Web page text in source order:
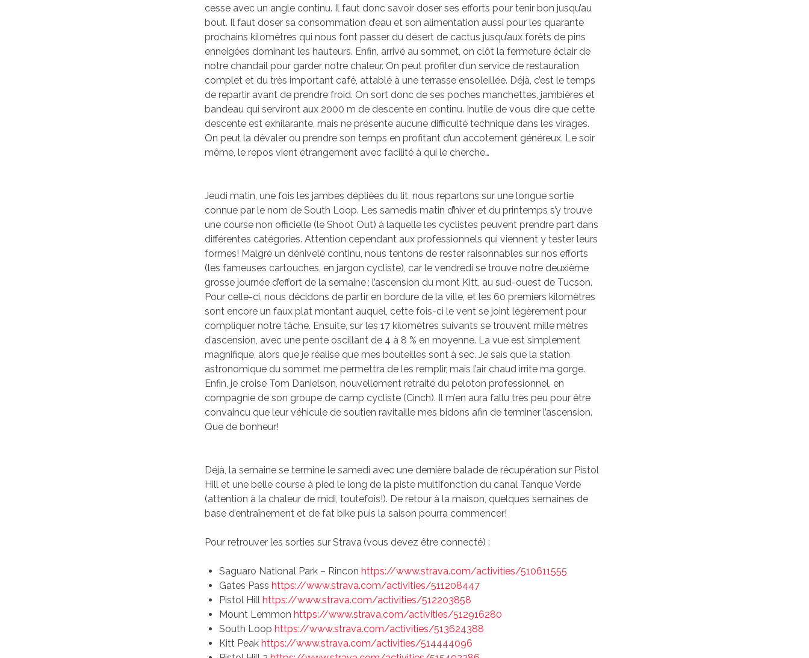
cesse avec un angle continu. Il faut donc savoir doser ses efforts pour tenir bon jusqu’au
bout. Il faut doser sa consommation d’eau et son alimentation aussi pour les quarante
prochains kilomètres qui nous font passer du désert de cactus jusqu’aux forêts de pins
enneigées dominant les hauteurs. Enfin, arrivé au sommet, on clôt la fermeture éclair de
notre chandail pour garder notre chaleur. On peut profiter d’un service de restauration
complet et du très important café, attablé à une terrasse ensoleillée. Déjà, c’est le temps
de repartir avant de prendre froid. On sort donc de ses poches manchettes, jambières et
bandeau qui serviront aux 2000 m de descente en continu. Inutile de vous dire que cette
descente est exhilarante, mais ne présente aucune difficulté technique dans les virages.
On peut la dévaler ou prendre son temps en profitant d’un accotement généreux. Le soir
même, le repos vient étrangement avec facilité à qui le cherche…
Jeudi matin, une fois les jambes dépliées du lit, nous repartons sur une longue sortie
connue par le nom de South Loop. Les samedis matin d’hiver et du printemps s’y trouve
une course non officielle (le Shoot Out) à laquelle les cyclistes peuvent prendre part dans
différentes catégories. Attention cependant aux professionnels qui viennent y tester leurs
formes! Malgré un dénivelé continu, nous tentons de rester raisonnables sur nos efforts
(les fameuses cartouches, en jargon cycliste), car le vendredi se trouve notre deuxième
grosse journée d’effort de la semaine ; l’ascension du mont Kitt, au sud-ouest de Tucson.
Pour celle-ci, nous décidons de partir en bordure de la ville, et les 60 premiers kilomètres
sont encore un faux plat montant auquel, cette fois-ci le vent se joint légèrement pour
compliquer notre tâche. Ensuite, sur les 17 kilomètres suivants se trouvent mille mètres
d’ascension, avec une pente oscillant de 4 à 8 % en moyenne. La vue est simplement
magnifique, alors que je réalise que mes bouteilles sont à sec. Je sais que la station
astronomique du sommet me permettra de les remplir, mais l’air chaud irrite ma gorge.
Enfin, je croise Tom Danielson, nouvellement retraité du peloton professionnel, en
compagnie de son groupe de camp cycliste (Cinch). Il m’en aura fallu très peu pour être
convaincu que leur véhicule de soutien ravitaille mes bidons afin de terminer l’ascension.
Que de bonheur!
Déjà, la semaine se termine le samedi avec une dernière balade de récupération sur Pistol
Hill et une belle course à pied le long de la piste multifonction du canal Tanque Verde
(attention à la chaleur de midi, toutefois!). De retour à la maison, quelques semaines de
base d’entraînement et de fat bike puis la saison pourra commencer!
Pour retrouver les sorties sur Strava (vous devez être connecté) :
Saguaro National Park – Rinconhttps://www.strava.com/activities/510611555
Gates Passhttps://www.strava.com/activities/511208447
Pistol Hillhttps://www.strava.com/activities/512203858
Mount Lemmonhttps://www.strava.com/activities/512916280
South Loophttps://www.strava.com/activities/513624388
Kitt Peakhttps://www.strava.com/activities/514444096